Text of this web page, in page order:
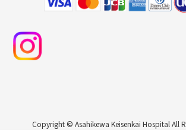
Copyright © Asahikewa Keisenkai Hospital All